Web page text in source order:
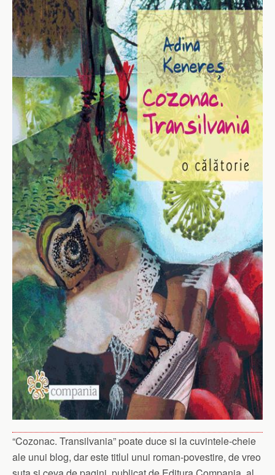
“Cozonac. Transilvania” poate duce si la cuvintele-cheie
ale unui blog, dar este titlul unui roman-povestire, de vreo